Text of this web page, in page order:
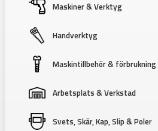
Maskiner & Verktyg
Handverktyg
Maskintillbehör & förbrukning
Arbetsplats & Verkstad
Svets, Skär, Kap, Slip & Poler